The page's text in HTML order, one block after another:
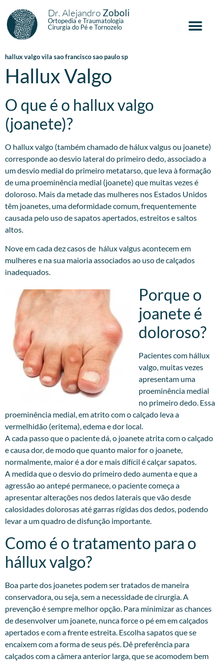
Dr. Alejandro Zoboli
Ortopedia e Traumatologia
Cirurgia do Pé e Tornozelo
hallux valgo vila sao francisco sao paulo sp
Hallux Valgo
O que é o hallux valgo
(joanete)?
O hallux valgo (também chamado de hálux valgus ou joanete)
corresponde ao desvio lateral do primeiro dedo, associado a
um desvio medial do primeiro metatarso, que leva à formação
de uma proeminência medial (joanete) que muitas vezes é
doloroso. Mais da metade das mulheres nos Estados Unidos
têm joanetes, uma deformidade comum, frequentemente
causada pelo uso de sapatos apertados, estreitos e saltos
altos.
Nove em cada dez casos de hálux valgus acontecem em
mulheres e na sua maioria associados ao uso de calçados
inadequados.
Porque o
joanete é
doloroso?
Pacientes com hállux
valgo, muitas vezes
apresentam uma
proeminência medial
no primeiro dedo. Essa
proeminência medial, em atrito com o calçado leva a
vermelhidão (eritema), edema e dor local.
A cada passo que o paciente dá, o joanete atrita com o calçado
e causa dor, de modo que quanto maior for o joanete,
normalmente, maior é a dor e mais difícil é calçar sapatos.
A medida que o desvio do primeiro dedo aumenta e que a
agressão ao antepé permanece, o paciente começa a
apresentar alterações nos dedos laterais que vão desde
calosidades dolorosas até garras rígidas dos dedos, podendo
levar a um quadro de disfunção importante.
Como é o tratamento para o
hállux valgo?
Boa parte dos joanetes podem ser tratados de maneira
conservadora, ou seja, sem a necessidade de cirurgia. A
prevenção é sempre melhor opção. Para minimizar as chances
de desenvolver um joanete, nunca force o pé em em calçados
apertados e com a frente estreita. Escolha sapatos que se
encaixem com a forma de seus pés. Dê preferência para
calçados com a câmera anterior larga, que se acomodem bem